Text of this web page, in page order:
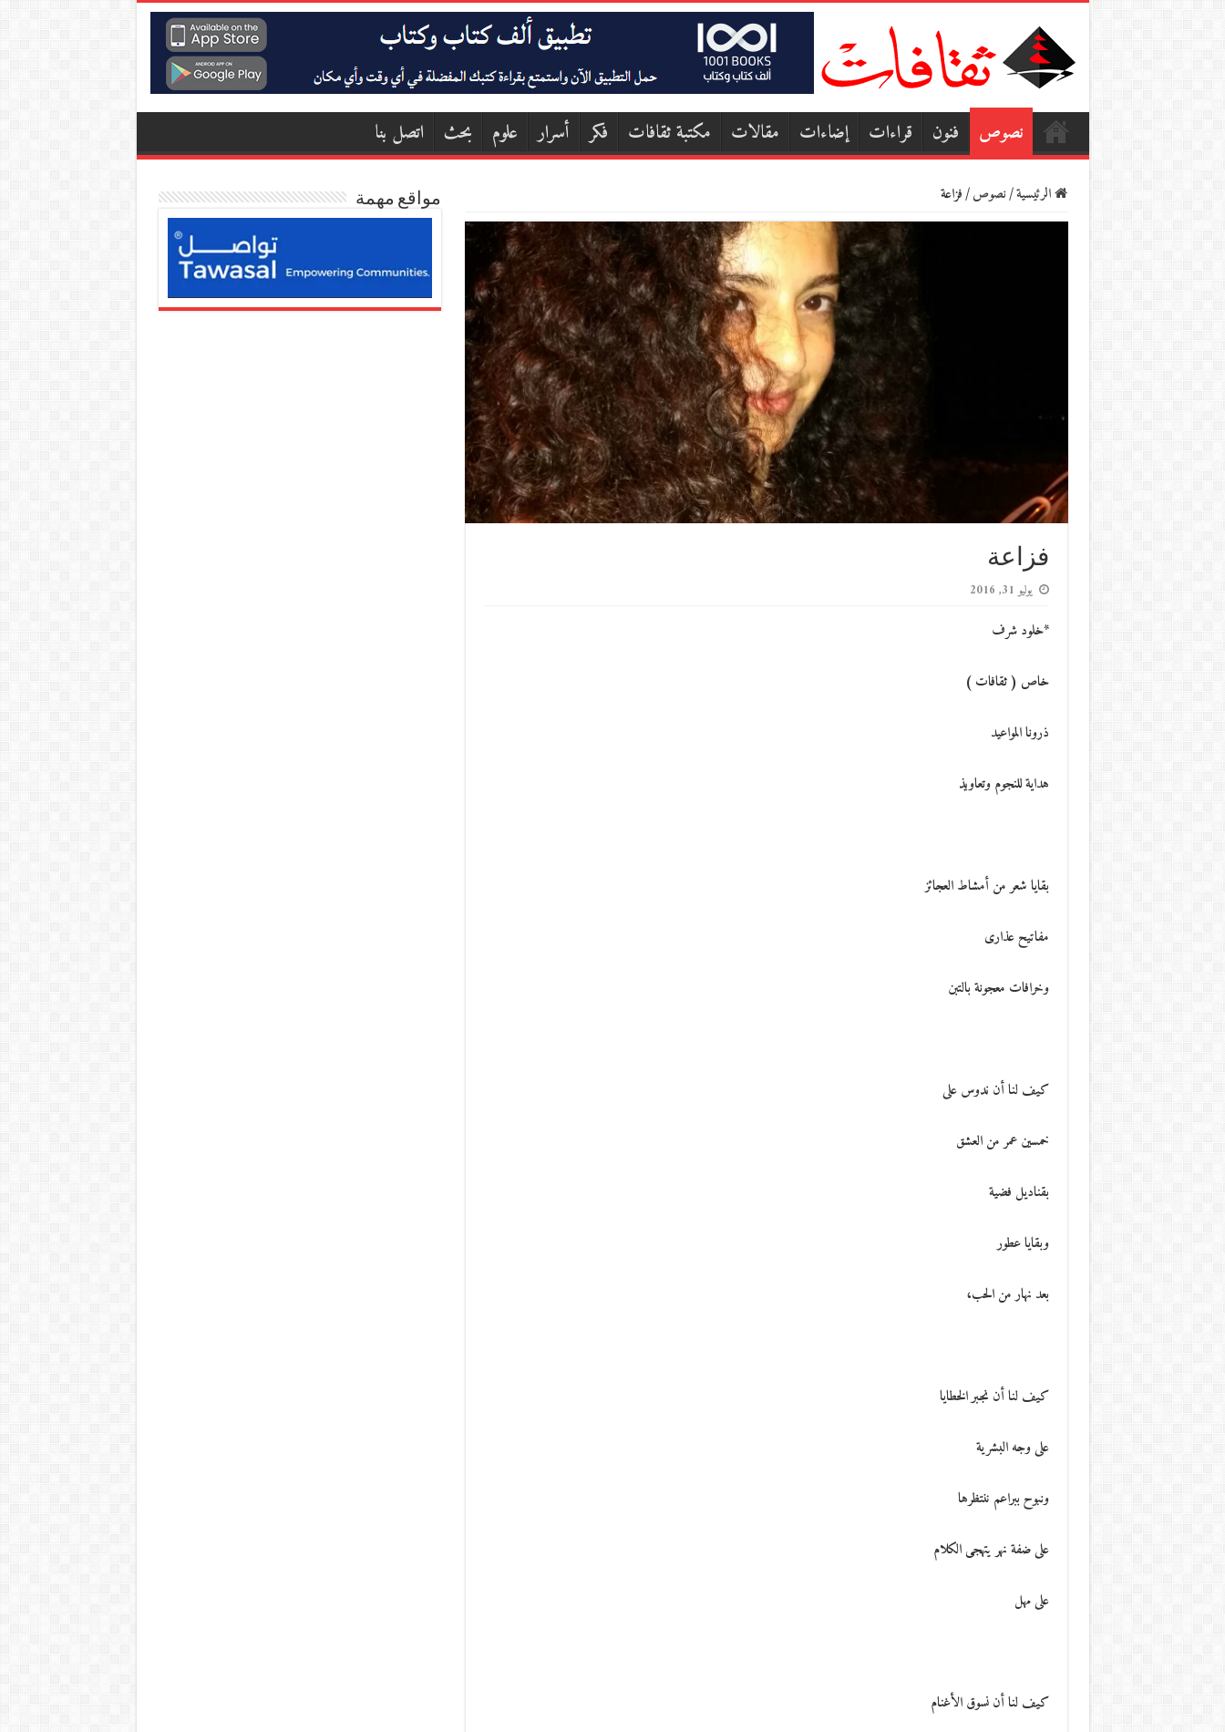
نصوص فنون قراءات إضاءات مقالات مكتبة ثقافات فكر أسرار علوم بحث اتصل بنا
الرئيسية/نصوص/فزاعة
فزاعة
يوليو 31, 2016
*خلود شرف
خاص ( ثقافات )
ذرونا المواعيد
هداية للنجوم وتعاويذ
بقايا شعر من أمشاط العجائز
مفاتيح عذارى
وخرافات معجونة بالتبن
كيف لنا أن ندوس على
خمسين عمر من العشق
بقناديل فضية
وبقايا عطور
بعد نهار من الحب،
كيف لنا أن نجبر الخطايا
على وجه البشرية
ونبوح ببراعم ننتظرها
على ضفة نهر يتهجى الكلام
على مهل
كيف لنا أن نسوق الأغنام
مواقع مهمة